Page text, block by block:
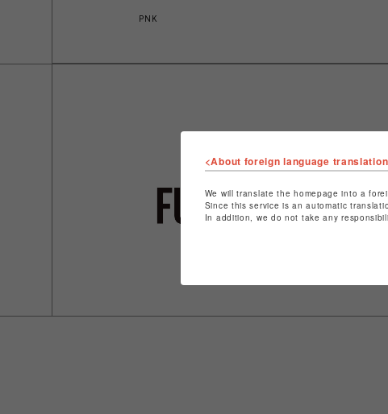
PNK
ショ
店舗
特定
ショ
<About foreign language
We will translate the homepage into a
Since this service is an automatic
In addition, we do not take any